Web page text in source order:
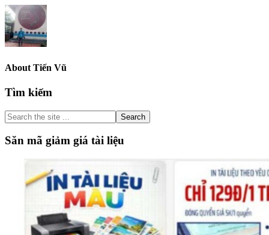
About Tiến Vũ
Primary
Sidebar
Tìm kiếm
Search
the
site
...
Săn mã giảm giá tài liệu